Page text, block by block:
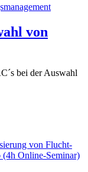
von
bei der Auswahl